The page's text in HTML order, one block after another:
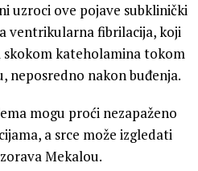
uzroci ove pojave subklinički
ventrikularna fibrilacija, koji
skokom kateholamina tokom
nakon buđenja.
mogu proći nezapaženo
a srce može izgledati
Mekalou.